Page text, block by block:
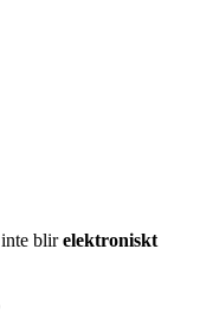
inte blirelektroniskt